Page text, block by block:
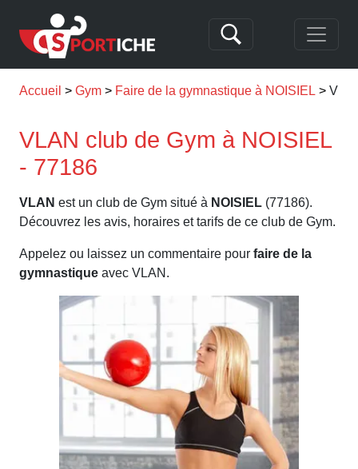
Accueil Gym Faire de la gymnastique à NOISIEL
VLAN club de Gym à NOISIEL
- 77186
VLAN est un club de Gym situé à NOISIEL (77186).
Découvrez les avis, horaires et tarifs de ce club de Gym.
Appelez ou laissez un commentaire pour faire de la
gymnastique avec VLAN.